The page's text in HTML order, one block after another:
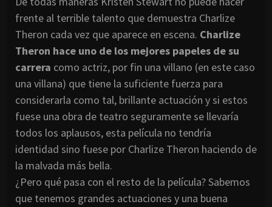
frente al terrible talento que demuestra Charlize
Theron cada vez que aparece en escena. Charlize
Theron hace uno de los mejores papeles de su
carrera como actriz, por fin una villano (en este caso
una villana) que tiene la suficiente fuerza para
considerarla como tal, brillante actuación y si estos
fuese una obra de teatro seguramente se llevaría
todos los aplausos, esta película no tendría
identidad sino fuese por Charlize Theron haciendo de
la malvada más bella.
¿Pero qué pasa con el resto de la película? Sabemos
que tenemos grandes actuaciones y una buena